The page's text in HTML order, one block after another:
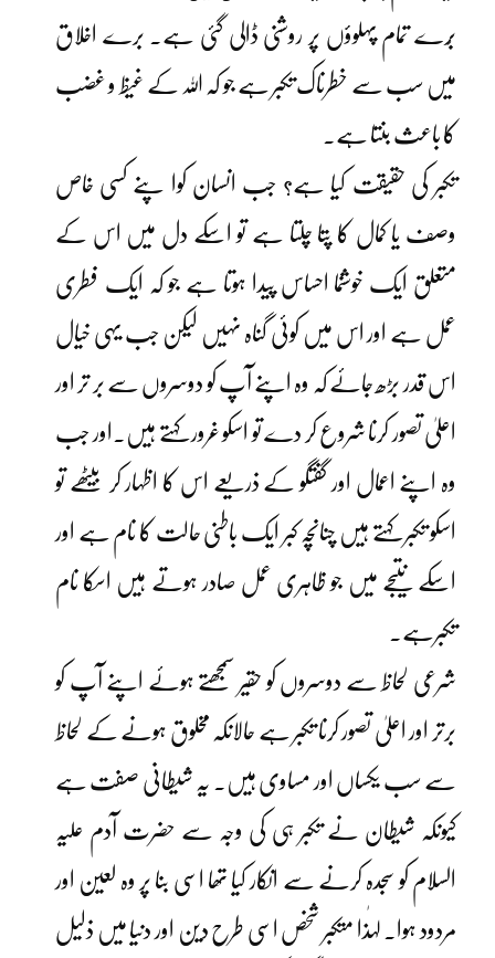
بُرے تمام پہلوؤں پر روشنی ڈالی گئی ہے۔ برے اخلاق
میں سب سے خطرناک تکبر ہے جو کہ اللہ کے غیظ و غضب
کا باعث بنتا ہے۔
تکبر کی حقیقت کیا ہے؟ جب انسان کوا پنے کسی خاص
وصف یا کمال کا پتا چلتا ہے تو اسکے دل میں اس کے
متعلق ایک خوشنما احساس پیدا ہوتا ہے جو کہ ایک فطری
عمل ہے اور اس میں کوئی گناہ نہیں لیکن جب یہی خیال
اس قدر بڑھ جائے کہ وہ اپنے آپ کو دوسروں سے بر تر اور
اعلیٰ تصور کرنا شروع کر دے تو اسکو غرور کہتے ہیں۔اور جب
وہ اپنے اعمال اور گفتگو کے ذریعے اس کا اظہار کر بیٹھے تو
اسکو تکبر کہتے ہیں چنانچہ کبر ایک باطنی حالت کا نام ہے اور
اسکے نتیجے میں جو ظاہری عمل صادر ہوتے ہیں اسکا نام
تکبرہے۔
شرعی لحاظ سے دوسروں کو حقیر سمجھتے ہوئے اپنے آپ کو
برتر اور اعلیٰ تصور کرنا تکبر ہے حالانکہ مخلوق ہونے کے لحاظ
سے سب یکساں اور مساوی ہیں۔ یہ شیطانی صفت ہے
کیونکہ شیطان نے تکبر ہی کی وجہ سے حضرت آدم علیہ
السلام کو سجدہ کرنے سے انکار کیا تھا اسی بنا پر وہ لعین اور
مردود ہوا۔ لہٰذا متکبر شخص اسی طرح دین اور دنیا میں ذلیل